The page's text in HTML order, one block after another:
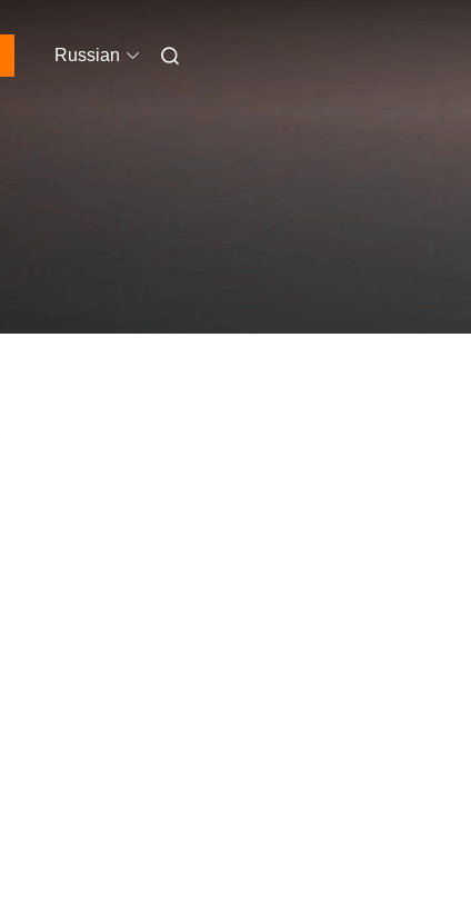
Russian